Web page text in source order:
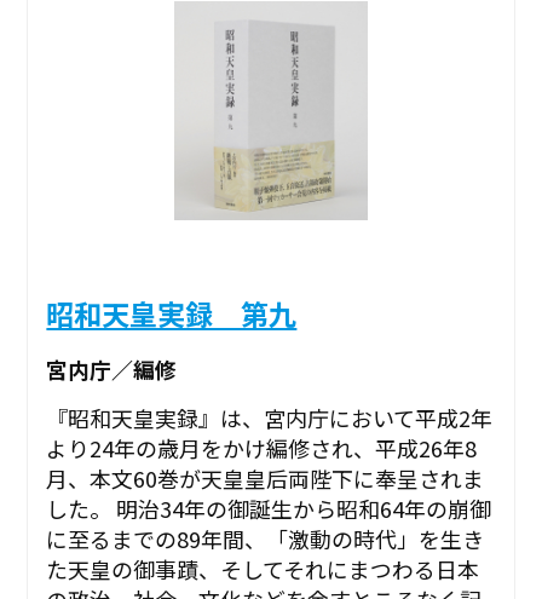
昭和天皇実録 第九
宮内庁／編修
『昭和天皇実録』は、宮内庁において平成2年
より24年の歳月をかけ編修され、平成26年8
月、本文60巻が天皇皇后両陛下に奉呈されま
した。 明治34年の御誕生から昭和64年の崩御
に至るまでの89年間、「激動の時代」を生き
た天皇の御事蹟、そしてそれにまつわる日本